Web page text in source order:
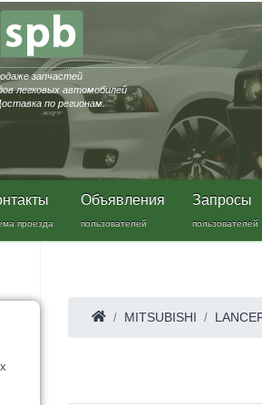
запчастей
легковых автомобилей
по регионам.
проезда
Объявления
пользователей
Запросы
пользователей
MITSUBISHI